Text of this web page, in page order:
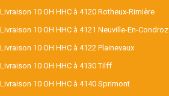
Livraison 10 OH HHC à 4120 Rotheux-Rimière
Livraison 10 OH HHC à 4121 Neuville-En-Condroz
Livraison 10 OH HHC à 4122 Plainevaux
Livraison 10 OH HHC à 4130 Tilff
Livraison 10 OH HHC à 4140 Sprimont